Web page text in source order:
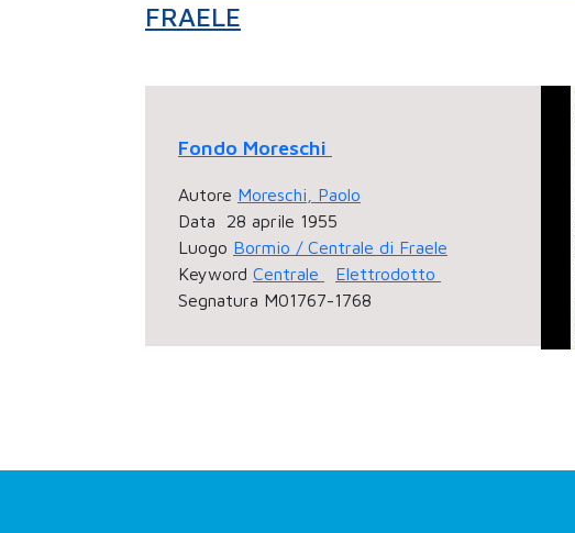
FRAELE
Fondo Moreschi
Autore Moreschi, Paolo
Data 28 aprile 1955
Luogo Bormio / Centrale di Fraele
Keyword Centrale
Elettrodotto
Segnatura M01767-1768